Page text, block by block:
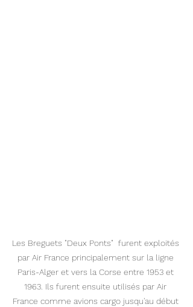
Les Breguets "Deux Ponts"  furent exploités
par Air France principalement sur la ligne
Paris-Alger et vers la Corse entre 1953 et
1963. Ils furent ensuite utilisés par Air
France comme avions cargo jusqu'au début